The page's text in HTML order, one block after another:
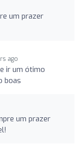
um prazer
ago
ir um ótimo
boas
um prazer